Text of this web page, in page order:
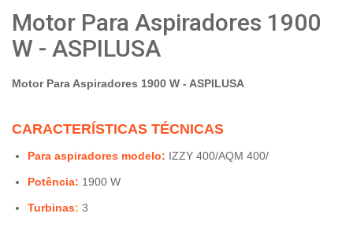
Motor Para Aspiradores 1900
W - ASPILUSA
Motor Para Aspiradores 1900 W - ASPILUSA
CARACTERÍSTICAS TÉCNICAS
Para aspiradores modelo: IZZY 400/AQM 400/
Potência: 1900 W
Turbinas: 3